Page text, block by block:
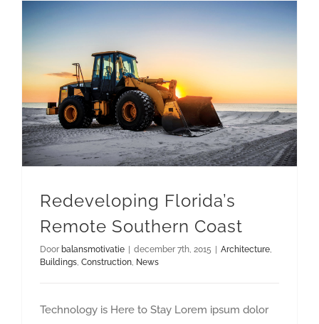
Redeveloping Florida’s
Remote Southern Coast
Door balansmotivatie | december 7th, 2015 | Architecture
Buildings Construction News
Technology is Here to Stay Lorem ipsum dolor